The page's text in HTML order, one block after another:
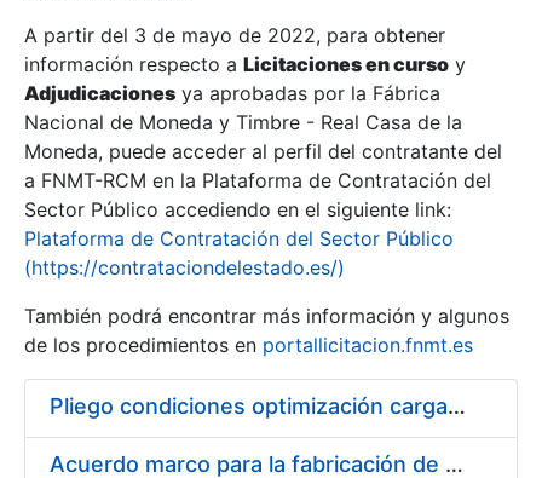
Erakutsi/Ezkutatu
Erakutsi/Ezkutatu
Erakutsi/Ezkutatu
Erakutsi/Ezkutatu
A partir del 3 de mayo de 2022, para obtener
información respecto a Licitaciones en curso y
Adjudicaciones ya aprobadas por la Fábrica
Nacional de Moneda y Timbre - Real Casa de la
Moneda, puede acceder al perfil del contratante del
a FNMT-RCM en la Plataforma de Contratación del
Sector Público accediendo en el siguiente link:
Plataforma de Contratación del Sector Público
(https://contrataciondelestado.es/)
También podrá encontrar más información y algunos
de los procedimientos en portallicitacion.fnmt.es
Pliego condiciones optimización cargas compras firmado
Acuerdo marco para la fabricación de piezas